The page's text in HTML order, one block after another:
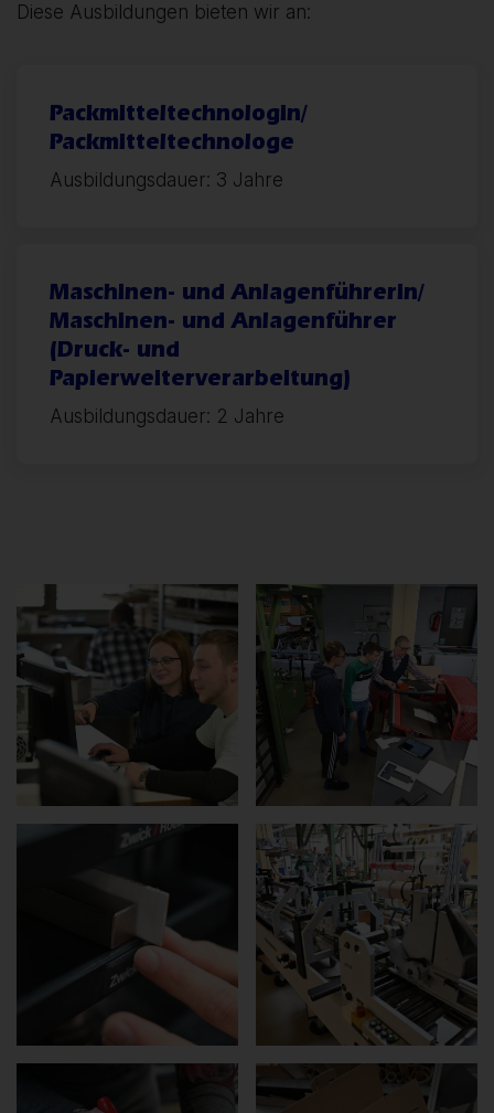
Diese Ausbildungen bieten wir an:
Packmitteltechnologin/
Packmitteltechnologe
Ausbildungsdauer: 3 Jahre
Maschinen- und Anlagenführerin/
Maschinen- und Anlagenführer
(Druck- und
Papierweiterverarbeitung)
Ausbildungsdauer: 2 Jahre